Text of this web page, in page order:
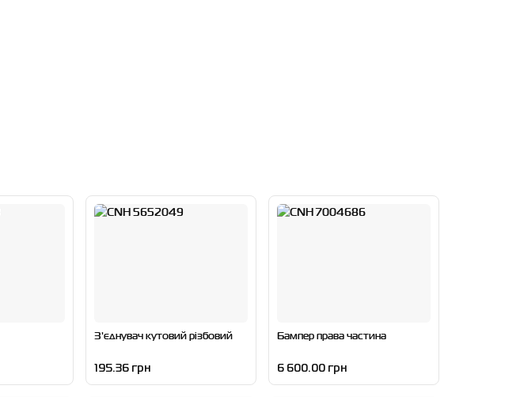
З'єднувач кутовий різбовий
195.36 грн
Бампер права частина
6 600.00 грн